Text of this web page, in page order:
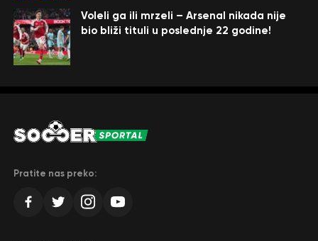
Voleli ga ili mrzeli – Arsenal nikada nije
bio bliži tituli u poslednje 22 godine!
Pratite nas preko: